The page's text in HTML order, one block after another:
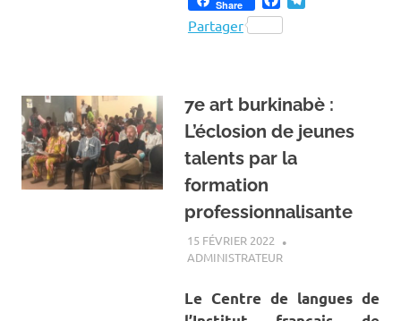
Share
Partager
7e art burkinabè :
L’éclosion de jeunes
talents par la
formation
professionnalisante
15 FÉVRIER 2022
ADMINISTRATEURA LA UNE
Le Centre de langues de